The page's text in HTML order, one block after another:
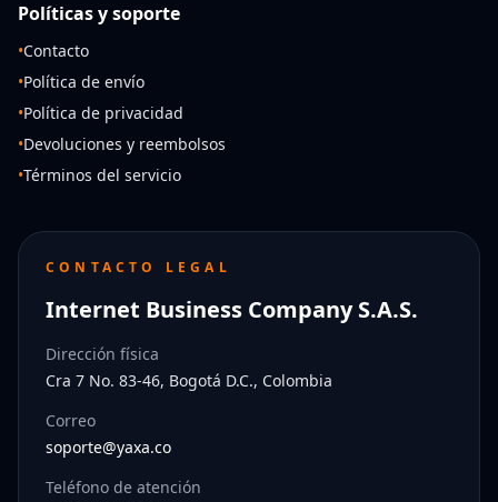
Políticas y soporte
•Contacto
•Política de envío
•Política de privacidad
•Devoluciones y reembolsos
•Términos del servicio
CONTACTO LEGAL
Internet Business Company S.A.S.
Dirección física
Cra 7 No. 83-46, Bogotá D.C., Colombia
Correo
soporte@yaxa.co
Teléfono de atención